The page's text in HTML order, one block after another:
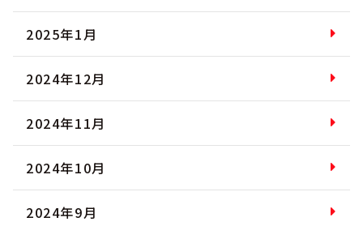
2025年1月
2024年12月
2024年11月
2024年10月
2024年9月